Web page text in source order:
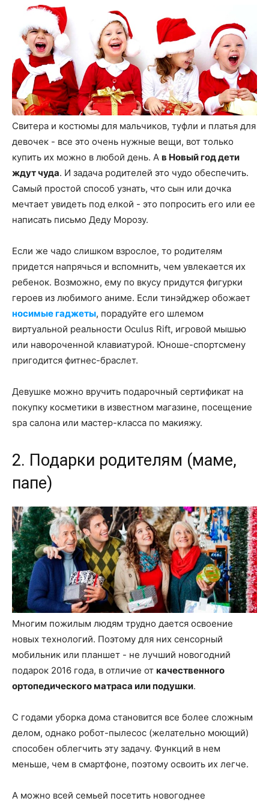
Свитера и костюмы для мальчиков, туфли и платья для
девочек - все это очень нужные вещи, вот только
купить их можно в любой день. А в Новый год дети
ждут чуда. И задача родителей это чудо обеспечить.
Самый простой способ узнать, что сын или дочка
мечтает увидеть под елкой - это попросить его или ее
написать письмо Деду Морозу.
Если же чадо слишком взрослое, то родителям
придется напрячься и вспомнить, чем увлекается их
ребенок. Возможно, ему по вкусу придутся фигурки
героев из любимого аниме. Если тинэйджер обожает
носимые гаджеты, порадуйте его шлемом
виртуальной реальности Oculus Rift, игровой мышью
или навороченной клавиатурой. Юноше-спортсмену
пригодится фитнес-браслет.
Девушке можно вручить подарочный сертификат на
покупку косметики в известном магазине, посещение
spa салона или мастер-класса по макияжу.
2. Подарки родителям (маме,
папе)
Многим пожилым людям трудно дается освоение
новых технологий. Поэтому для них сенсорный
мобильник или планшет - не лучший новогодний
подарок 2016 года, в отличие от качественного
ортопедического матраса или подушки.
С годами уборка дома становится все более сложным
делом, однако робот-пылесос (желательно моющий)
способен облегчить эту задачу. Функций в нем
меньше, чем в смартфоне, поэтому освоить их легче.
А можно всей семьей посетить новогоднее